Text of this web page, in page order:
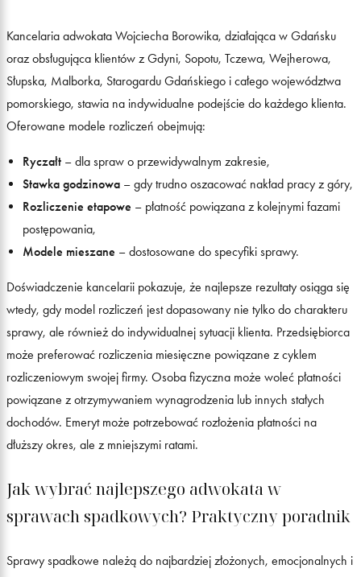
Kancelaria adwokata Wojciecha Borowika, działająca w Gdańsku
oraz obsługująca klientów z Gdyni, Sopotu, Tczewa, Wejherowa,
Słupska, Malborka, Starogardu Gdańskiego i całego województwa
pomorskiego, stawia na indywidualne podejście do każdego klienta.
Oferowane modele rozliczeń obejmują:
Ryczałt – dla spraw o przewidywalnym zakresie,
Stawka godzinowa – gdy trudno oszacować nakład pracy z góry,
Rozliczenie etapowe – płatność powiązana z kolejnymi fazami
postępowania,
Modele mieszane – dostosowane do specyfiki sprawy.
Doświadczenie kancelarii pokazuje, że najlepsze rezultaty osiąga się
wtedy, gdy model rozliczeń jest dopasowany nie tylko do charakteru
sprawy, ale również do indywidualnej sytuacji klienta. Przedsiębiorca
może preferować rozliczenia miesięczne powiązane z cyklem
rozliczeniowym swojej firmy. Osoba fizyczna może woleć płatności
powiązane z otrzymywaniem wynagrodzenia lub innych stałych
dochodów. Emeryt może potrzebować rozłożenia płatności na
dłuższy okres, ale z mniejszymi ratami.
Jak wybrać najlepszego adwokata w
sprawach spadkowych? Praktyczny poradnik
Sprawy spadkowe należą do najbardziej złożonych, emocjonalnych i